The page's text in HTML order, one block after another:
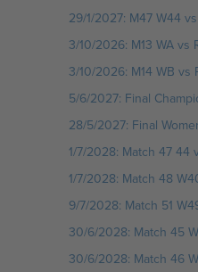
29/1/2027: M47 W44
3/10/2026: M13 WA vs
3/10/2026: M14 WB
5/6/2027: Final
28/5/2027: Final
1/7/2028: Match 47
1/7/2028: Match 48
9/7/2028: Match 51
30/6/2028: Match 45
30/6/2028: Match 46